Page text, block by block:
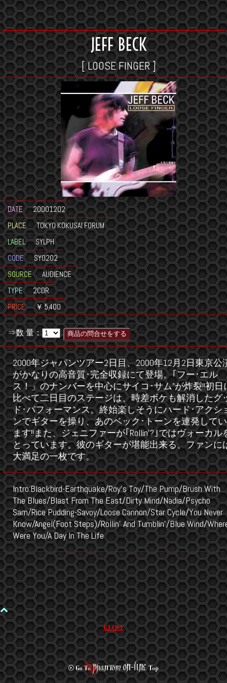
JEFF BECK
[ LOOSE FINGER ]
DATE
20001202
PLACE
TOKYO KOKUSAI FORUM
LABEL
SYLPH
CODE
SY0202
SOURCE
AUDIENCE
TYPE
2CDR
PRICE
￥ 5,400
⇒数 量：
2000年ジャパンツアー2日目、2000年12月2日東京公
がかなりの高音質･完全収録にて登場。｢フー･エル
ス！」のナンバーを中心にサイコ･サム”が炸裂!!初日
比べて二日目のステージは、時差ボケも解消したグ
ド･パフォーマンス。終始楽しそうにハード･アクシ
ンでギターを操り、あのベック･トーンを連発してい
ます!!また、ジェニファーが｢Rollin'?｣ではヴォーカル
とっています。彼のギターが堪能出来る、ファンに
大満足の一枚です。
Intro:Blackbird-Earthquake/Roy's Toy/The Pump/Brush With
The Blues/Blast From The East/Dirty Mind/Nadia/Psycho
Sam/Rice Pudding-Savoy/Loose Cannon/Star Cycle/You Never
Know/Angel(Foot Steps)/Rollin' And Tumblin'/Blue Wind/
Were You/A Day In The Life
CLOSE